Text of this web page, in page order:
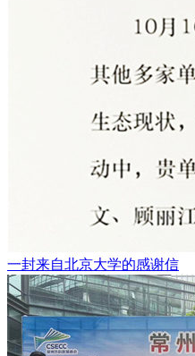
一封来自北京大学的感谢信